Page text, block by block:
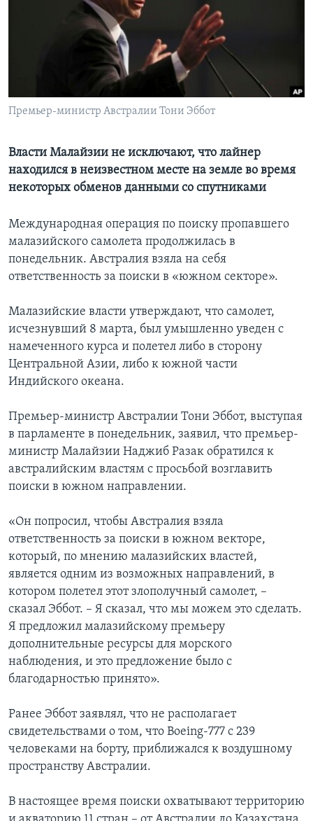
Премьер-министр Австралии Тони Эббот
Власти Малайзии не исключают, что лайнер
находился в неизвестном месте на земле во время
некоторых обменов данными со спутниками
Международная операция по поиску пропавшего
малазийского самолета продолжилась в
понедельник. Австралия взяла на себя
ответственность за поиски в «южном секторе».
Малазийские власти утверждают, что самолет,
исчезнувший 8 марта, был умышленно уведен с
намеченного курса и полетел либо в сторону
Центральной Азии, либо к южной части
Индийского океана.
Премьер-министр Австралии Тони Эббот, выступая
в парламенте в понедельник, заявил, что премьер-
министр Малайзии Наджиб Разак обратился к
австралийским властям с просьбой возглавить
поиски в южном направлении.
«Он попросил, чтобы Австралия взяла
ответственность за поиски в южном векторе,
который, по мнению малазийских властей,
является одним из возможных направлений, в
котором полетел этот злополучный самолет, –
сказал Эббот. – Я сказал, что мы можем это сделать.
Я предложил малазийскому премьеру
дополнительные ресурсы для морского
наблюдения, и это предложение было с
благодарностью принято».
Ранее Эббот заявлял, что не располагает
свидетельствами о том, что Boeing-777 с 239
человеками на борту, приближался к воздушному
пространству Австралии.
В настоящее время поиски охватывают территорию